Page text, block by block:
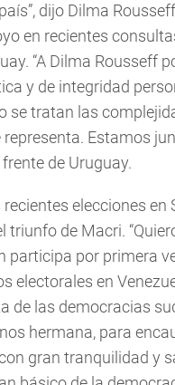
dijo Dilma
en recientes
“A Dilma Rousseff
y de integridad
se tratan las
Estamos
de Uruguay.
elecciones
triunfo de Macri.
participa por primera
electorales en
de las democracias
hermana, para
gran tranquilidad y